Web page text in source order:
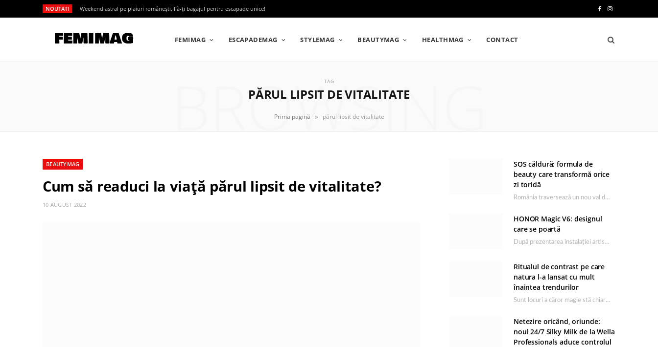
NOUTATI Weekend astral pe plaiuri românești. Fă-ți bagajul pentru escapade unice!
e
I
s
t
FEMIMAG ESCAPADEMAG STYLEMAG BEAUTYMAG HEALTHMAG CONTACT
TAG
PĂRUL LIPSIT DE VITALITATE
BROWSING
Prima pagină » părul lipsit de vitalitate
BEAUTYMAG
Cum să readuci la viață părul lipsit de vitalitate?
10 AUGUST 2022
SOS căldură: formula de
beauty care transformă orice
zi toridă
România traversează un nou val de căldură, iar rutina de îngrijire capătă un rol esențial…
HONOR Magic V6: designul
care se poartă
După prezentarea instalației artistice semnată de Catrinel Săbăciag în cadrul evenimentului de lansare HONOR Magic…
Ritualul de contrast pe care
natura l-a lansat cu mult
înaintea trendurilor
Sunt locuri a căror magie stă chiar în firea lor naturală, iar Lacul Ursu din…
Netezire oricând, oriunde:
noul 24/7 Silky Milk de la Wella
Professionals aduce controlul